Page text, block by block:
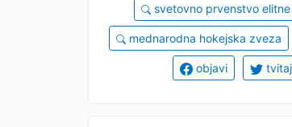
svetovno prvenstvo
mednarodna hokejska zveza
objavi tvitaj